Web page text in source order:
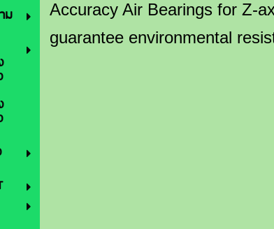
ม
Accuracy Air Bearings for Z-
guarantee environmental